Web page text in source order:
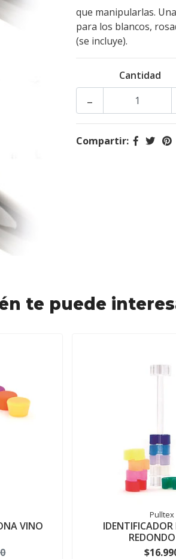
que manipularlas.
para los blancos,
(se incluye).
Cantidad
-
Compartir:
te puede
VINO
Pulltex
IDENTIFICADOR